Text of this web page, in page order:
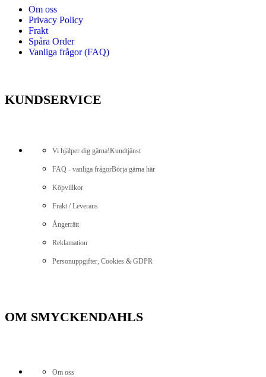
Om oss
Privacy Policy
Frakt
Spåra Order
Vanliga frågor (FAQ)
KUNDSERVICE
Vi hjälper dig gärna!Kundtjänst
FAQ - vanliga frågorBörja gärna här
Köpvillkor
Frakt / Leverans
Ångerrätt
Reklamation
Personuppgifter, Cookies & GDPR
OM SMYCKENDAHLS
Om oss